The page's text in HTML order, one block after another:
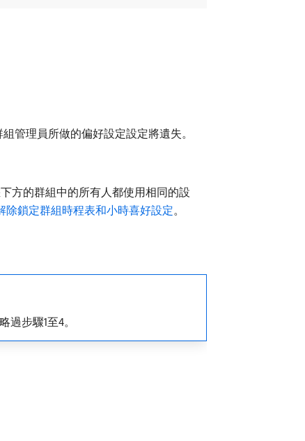
管理員所做的偏好設定設定將遺失。
方的群組中的所有人都使用相同的設
除鎖定群組時程表和小時喜好設定。
步驟1至4。